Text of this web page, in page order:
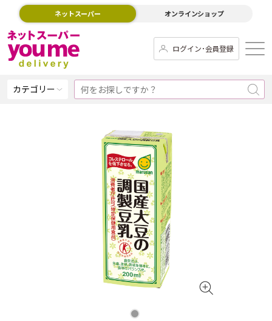
ネットスーパー オンラインショップ
ログイン･会員登録
カテゴリー